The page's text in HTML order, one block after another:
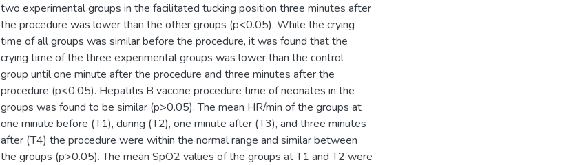
two experimental groups in the facilitated tucking position three minutes after
the procedure was lower than the other groups (p<0.05). While the crying
time of all groups was similar before the procedure, it was found that the
crying time of the three experimental groups was lower than the control
group until one minute after the procedure and three minutes after the
procedure (p<0.05). Hepatitis B vaccine procedure time of neonates in the
groups was found to be similar (p>0.05). The mean HR/min of the groups at
one minute before (T1), during (T2), one minute after (T3), and three minutes
after (T4) the procedure were within the normal range and similar between
the groups (p>0.05). The mean SpO2 values of the groups at T1 and T2 were